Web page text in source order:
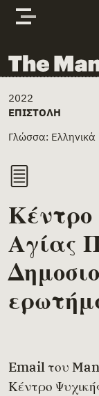
Skip to content
The Manifold
Main Page
2022
ΕΠΙΣΤΟΛΉ
Γλώσσα: Ελληνικά
Κέντρο
Αγίας
Email του
Κέντρο